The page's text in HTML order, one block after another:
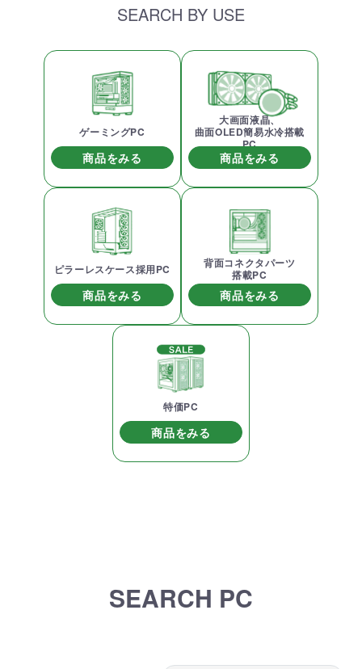
SEARCH BY USE
ゲーミングPC
商品をみる
大画面液晶、
曲面OLED簡易水冷搭載
PC
商品をみる
ピラーレスケース採用PC
商品をみる
背面コネクタパーツ
搭載PC
商品をみる
特価PC
商品をみる
SEARCH PC